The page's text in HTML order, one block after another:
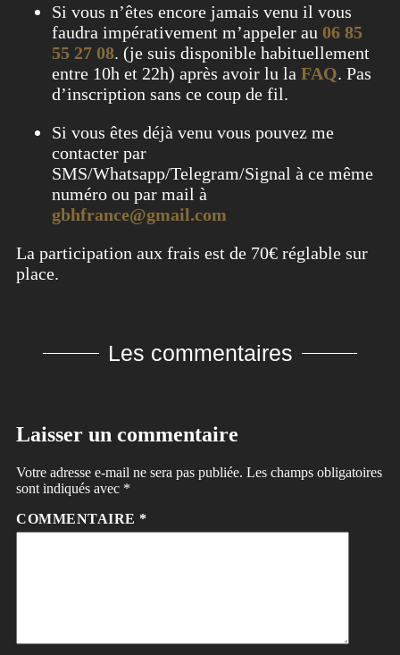
Si vous n’êtes encore jamais venu il vous
faudra impérativement m’appeler au 06 85
55 27 08. (je suis disponible habituellement
entre 10h et 22h) après avoir lu la FAQ. Pas
d’inscription sans ce coup de fil.
Si vous êtes déjà venu vous pouvez me
contacter par
SMS/Whatsapp/Telegram/Signal à ce même
numéro ou par mail à
gbhfrance@gmail.com
La participation aux frais est de 70€ réglable sur
place.
Les commentaires
Laisser un commentaire
Votre adresse e-mail ne sera pas publiée. Les champs obligatoires
sont indiqués avec *
COMMENTAIRE *